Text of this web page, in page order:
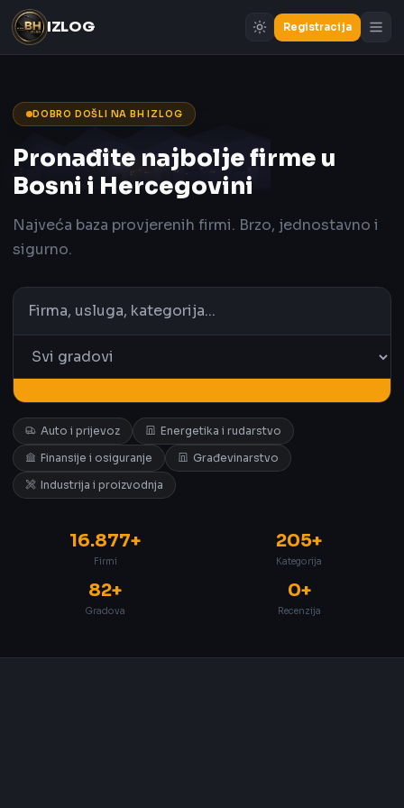
IZLOG Registracija
DOBRO DOŠLI NA BH IZLOG
Pronađite najbolje firme u
Bosni i Hercegovini
Najveća baza provjerenih firmi. Brzo, jednostavno i
sigurno.
Auto i prijevoz
Energetika i rudarstvo
Finansije i osiguranje
Građevinarstvo
Industrija i proizvodnja
16.877+
Firmi
205+
Kategorija
82+
Gradova
0+
Recenzija